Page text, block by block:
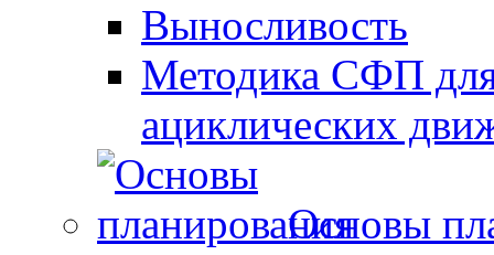
Выносливость
Методика СФП для
ациклических
Основы